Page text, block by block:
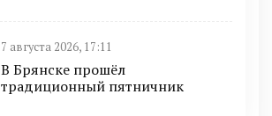
7 августа 2026, 17:11
В Брянске прошёл
традиционный пятничник